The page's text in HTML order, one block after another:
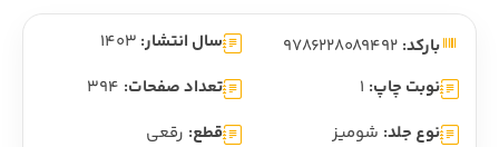
بارکد: سال انتشار: 1403
نوبت چاپ: 1 تعداد صفحات: 394
نوع جلد: شومیز قطع: رقعی